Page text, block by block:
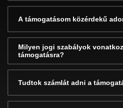
A támogatásom közérdekű
Milyen jogi szabályok
támogatásra?
Tudtok számlát adni a